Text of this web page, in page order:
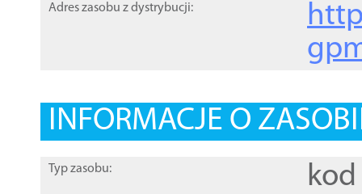
Adres zasobu z dystrybucji:
INFORMACJE O
Typ zasobu: kod